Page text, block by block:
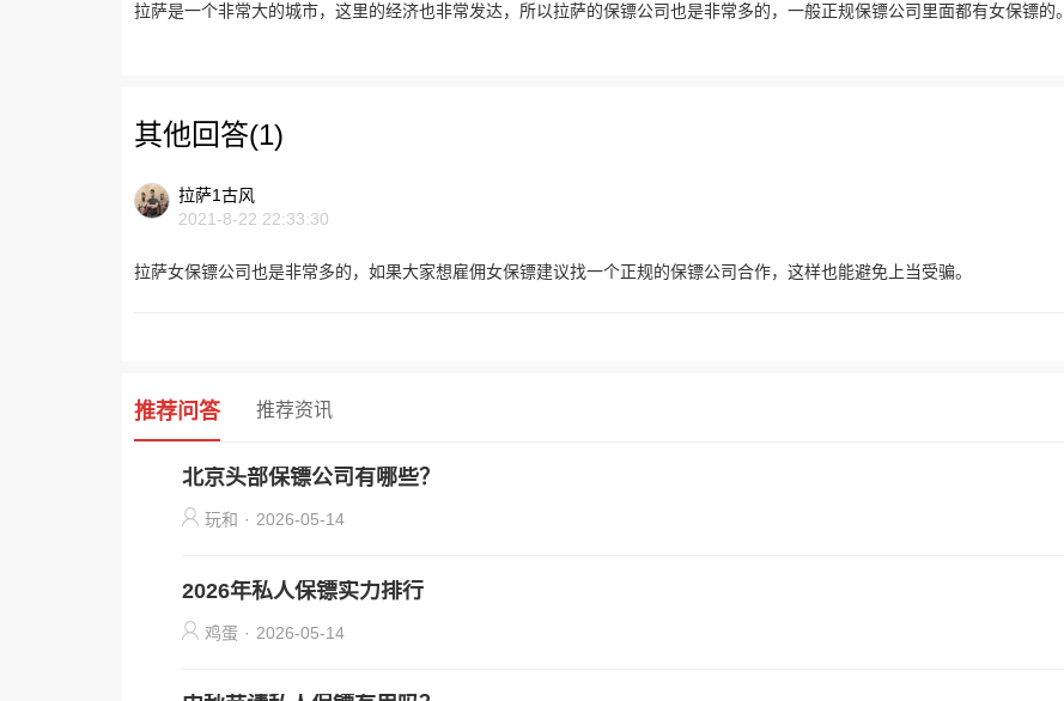
拉萨是一个非常大的城市，这里的经济也非常发达，所以拉萨的保镖公司也是非常多的，一般正规保镖公司里面都有女保镖的。
其他回答(1)
拉萨1古风
2021-8-22 22:33:30
拉萨女保镖公司也是非常多的，如果大家想雇佣女保镖建议找一个正规的保镖公司合作，这样也能避免上当受骗。
推荐问答 推荐资讯
北京头部保镖公司有哪些？
玩和 · 2026-05-14
2026年私人保镖实力排行
鸡蛋 · 2026-05-14